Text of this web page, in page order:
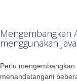
Mengembangkan
menggunakan Java
Perlu
menandatangani